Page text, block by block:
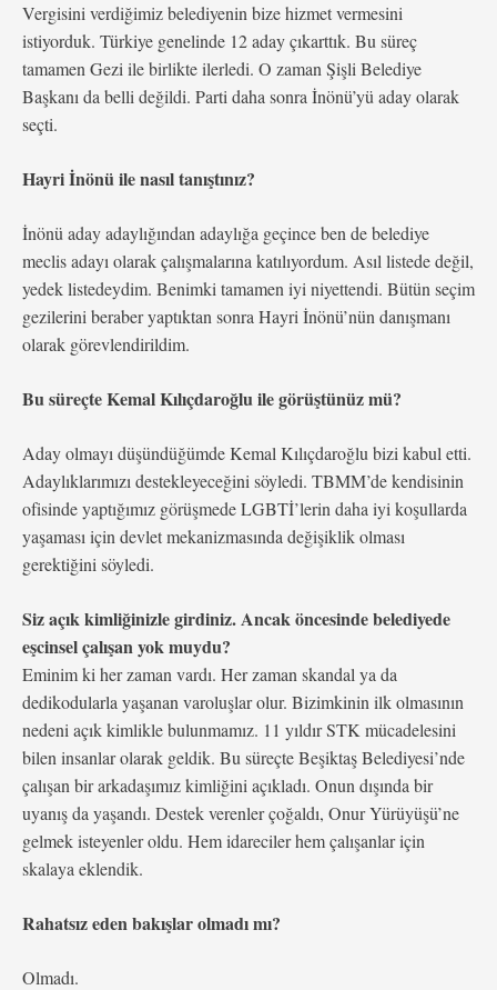
Vergisini verdiğimiz belediyenin bize hizmet vermesini
istiyorduk. Türkiye genelinde 12 aday çıkarttık. Bu süreç
tamamen Gezi ile birlikte ilerledi. O zaman Şişli Belediye
Başkanı da belli değildi. Parti daha sonra İnönü’yü aday olarak
seçti.
Hayri İnönü ile nasıl tanıştınız?
İnönü aday adaylığından adaylığa geçince ben de belediye
meclis adayı olarak çalışmalarına katılıyordum. Asıl listede değil,
yedek listedeydim. Benimki tamamen iyi niyettendi. Bütün seçim
gezilerini beraber yaptıktan sonra Hayri İnönü’nün danışmanı
olarak görevlendirildim.
Bu süreçte Kemal Kılıçdaroğlu ile görüştünüz mü?
Aday olmayı düşündüğümde Kemal Kılıçdaroğlu bizi kabul etti.
Adaylıklarımızı destekleyeceğini söyledi. TBMM’de kendisinin
ofisinde yaptığımız görüşmede LGBTİ’lerin daha iyi koşullarda
yaşaması için devlet mekanizmasında değişiklik olması
gerektiğini söyledi.
Siz açık kimliğinizle girdiniz. Ancak öncesinde belediyede
eşcinsel çalışan yok muydu?
Eminim ki her zaman vardı. Her zaman skandal ya da
dedikodularla yaşanan varoluşlar olur. Bizimkinin ilk olmasının
nedeni açık kimlikle bulunmamız. 11 yıldır STK mücadelesini
bilen insanlar olarak geldik. Bu süreçte Beşiktaş Belediyesi’nde
çalışan bir arkadaşımız kimliğini açıkladı. Onun dışında bir
uyanış da yaşandı. Destek verenler çoğaldı, Onur Yürüyüşü’ne
gelmek isteyenler oldu. Hem idareciler hem çalışanlar için
skalaya eklendik.
Rahatsız eden bakışlar olmadı mı?
Olmadı.